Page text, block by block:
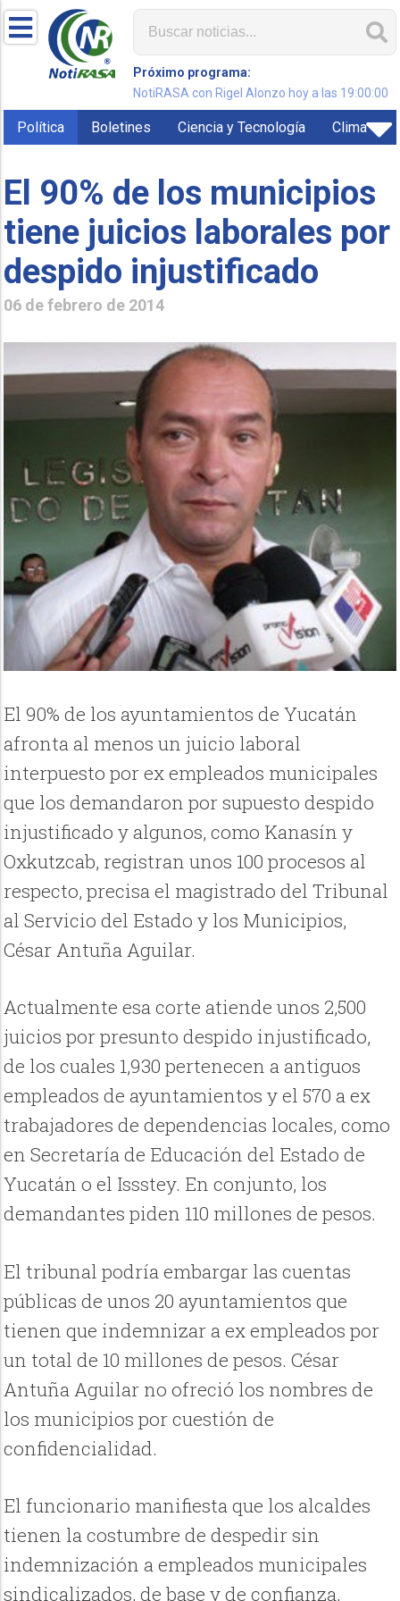
Próximo programa:
NotiRASA con Rigel Alonzo hoy a las 19:00:00
Política Boletines Ciencia y Tecnología Clima
El 90% de los municipios
tiene juicios laborales por
despido injustificado
06 de febrero de 2014
El 90% de los ayuntamientos de Yucatán
afronta al menos un juicio laboral
interpuesto por ex empleados municipales
que los demandaron por supuesto despido
injustificado y algunos, como Kanasín y
Oxkutzcab, registran unos 100 procesos al
respecto, precisa el magistrado del Tribunal
al Servicio del Estado y los Municipios,
César Antuña Aguilar.
Actualmente esa corte atiende unos 2,500
juicios por presunto despido injustificado,
de los cuales 1,930 pertenecen a antiguos
empleados de ayuntamientos y el 570 a ex
trabajadores de dependencias locales, como
en Secretaría de Educación del Estado de
Yucatán o el Issstey. En conjunto, los
demandantes piden 110 millones de pesos.
El tribunal podría embargar las cuentas
públicas de unos 20 ayuntamientos que
tienen que indemnizar a ex empleados por
un total de 10 millones de pesos. César
Antuña Aguilar no ofreció los nombres de
los municipios por cuestión de
confidencialidad.
El funcionario manifiesta que los alcaldes
tienen la costumbre de despedir sin
indemnización a empleados municipales
sindicalizados, de base y de confianza,